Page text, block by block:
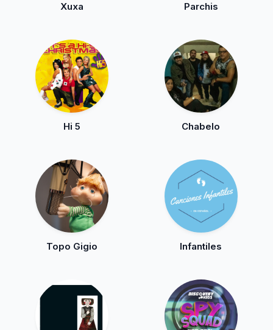
Xuxa Parchis
Hi 5 Chabelo
Topo Gigio Infantiles